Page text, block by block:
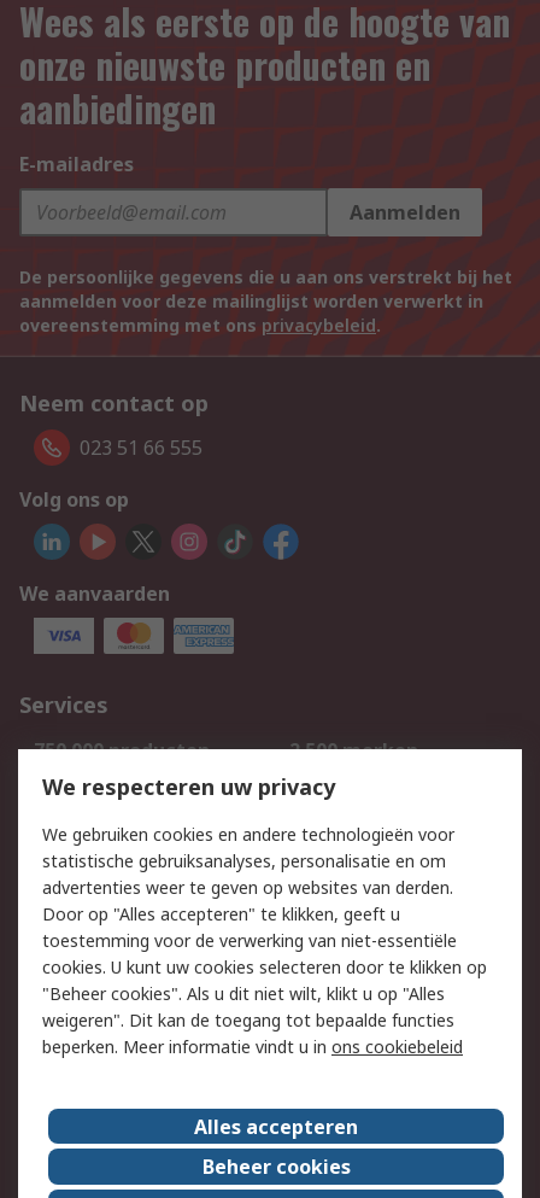
Wees als eerste op de hoogte van
onze nieuwste producten en
aanbiedingen
E-mailadres
Aanmelden
De persoonlijke gegevens die u aan ons verstrekt bij het
aanmelden voor deze mailinglijst worden verwerkt in
overeenstemming met ons privacybeleid.
Neem contact op
023 51 66 555
Volg ons op
We aanvaarden
Services
750.000 producten
2.500 merken
Bestellen
Inkoopoplossingen
Track & Trace
Wettelijk
Cookiebeleid
Email veiligheid
Privacybeleid
Websitevoorwaarden
Algemene
verkoopvoorwaarden
Over RS
RS Group
Over ons
We respecteren uw privacy
We gebruiken cookies en andere technologieën voor
statistische gebruiksanalyses, personalisatie en om
advertenties weer te geven op websites van derden.
Door op "Alles accepteren" te klikken, geeft u
toestemming voor de verwerking van niet-essentiële
cookies. U kunt uw cookies selecteren door te klikken op
"Beheer cookies". Als u dit niet wilt, klikt u op "Alles
weigeren". Dit kan de toegang tot bepaalde functies
beperken. Meer informatie vindt u in ons cookiebeleid
Alles accepteren
Beheer cookies